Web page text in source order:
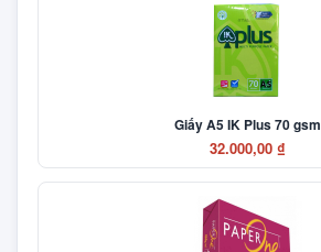
Giấy A5 IK Plus 70 gsm
32.000,00 ₫